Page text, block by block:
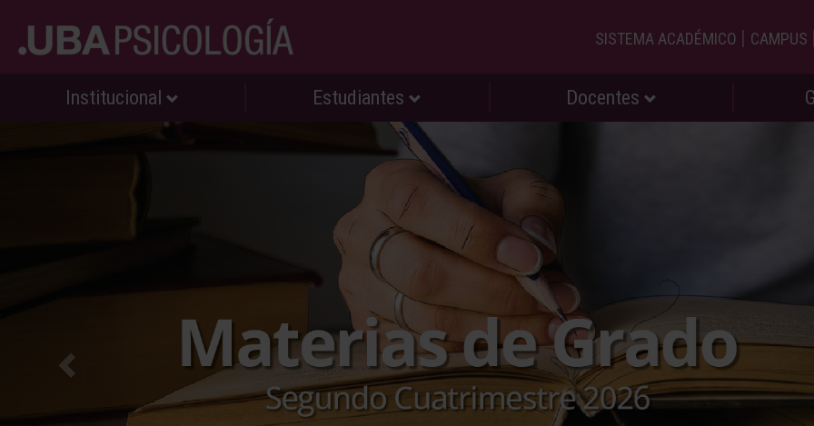
SISTEMA ACADÉMICO | CAMPUS |
Institucional Estudiantes Docentes